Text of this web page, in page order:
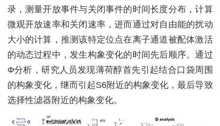
录，测量开放事件与关闭事件的时间长度分布，计算
微观开放速率和关闭速率，进而通过对自由能的扰动
大小的计算，推测该特定位点在离子通道被配体激活
的动态过程中，发生构象变化的时间先后顺序。通过
Φ分析，研究人员发现薄荷醇首先引起结合口袋周围
的构象变化，继而引起S6附近的构象变化，最后导致
选择性滤器附近的构象变化。